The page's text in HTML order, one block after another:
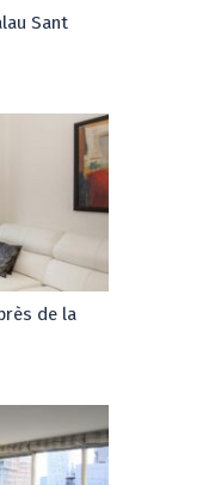
Sant
de la